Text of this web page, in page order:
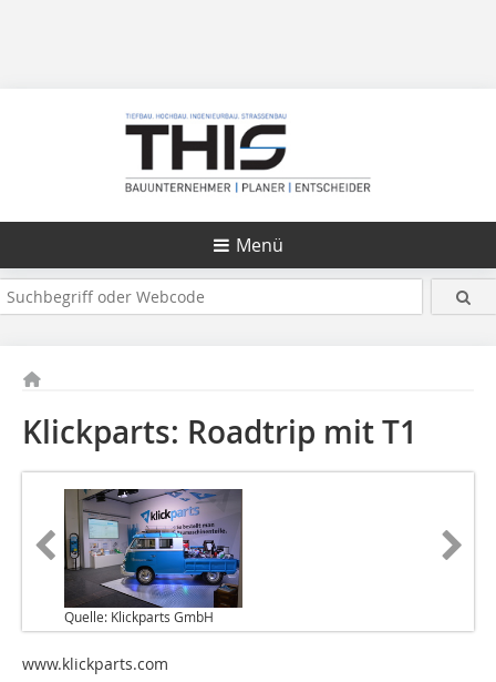
Menü
Klickparts: Roadtrip mit T1
Quelle: Klickparts GmbH
www.klickparts.com